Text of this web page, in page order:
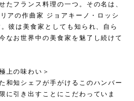
たフランス料理の一つ。その名は、
アの作曲家 ジョアキーノ・ロッシ
彼は美食家としても知られ、自ら
なお世界中の美食家を魅了し続けて
上の味わい＞
和知シェフが手がけるこのハンバー
に引き出すことにこだわっていま